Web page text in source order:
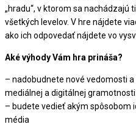
„hradu“, v ktorom sa nachádzajú
všetkých levelov. V hre nájdete
ako ich odpovedať nájdete vo
Aké výhody Vám hra prináša?
– nadobudnete nové vedomosti
mediálnej a digitálnej gramotnosti
– budete vedieť akým spôsobom
média